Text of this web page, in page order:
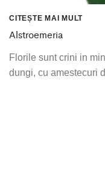
CITEȘTE MAI MULT
Alstroemeria
Florile sunt crini in
dungi, cu amestecuri